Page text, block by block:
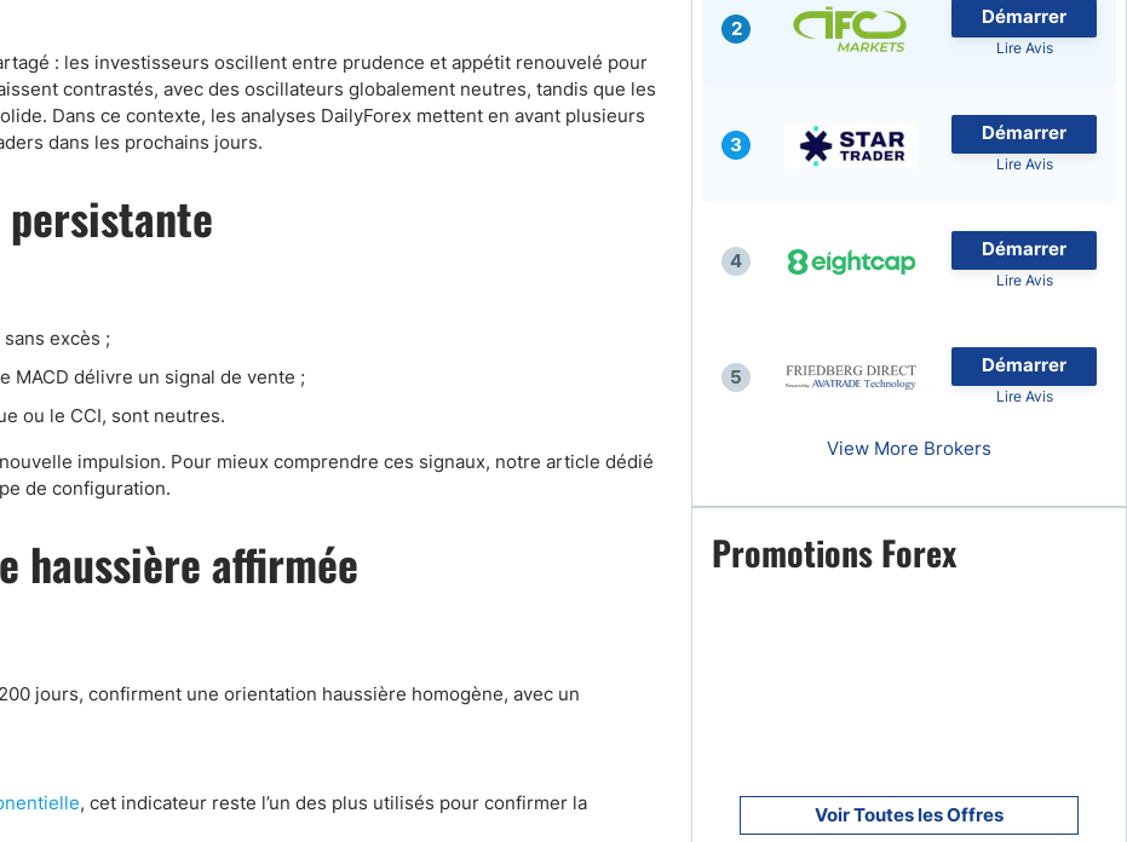
Trading du pétrole
Courtiers MT4
Courtiers crypto
: les investisseurs oscillent entre prudence et appétit renouvelé pour
contrastés, avec des oscillateurs globalement neutres, tandis que les
Dans ce contexte, les analyses DailyForex mettent en avant plusieurs
dans les prochains jours.
excès ;
MACD délivre un signal de vente ;
ou le CCI, sont neutres.
impulsion. Pour mieux comprendre ces signaux, notre article dédié
de configuration.
haussière affirmée
jours, confirment une orientation haussière homogène, avec un
, cet indicateur reste l’un des plus utilisés pour confirmer la
2
Démarrer
Lire Avis
3
Démarrer
Lire Avis
4
Démarrer
Lire Avis
5
Démarrer
Lire Avis
View More Brokers
Promotions Forex
Voir Toutes les Offres